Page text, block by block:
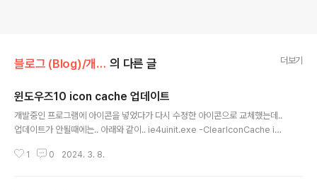
블로그 (Blog)/개발로그 (Devlogs) 의 다른 글 더보기
윈도우즈10 icon cache 업데이트
개발중인 프로그램에 아이콘을 넣었다가 다시 수정한 아이콘으로 교체했는데..
업데이트가 안될때에는.. 아래와 같이.. ie4uinit.exe -ClearIconCache ie4
1 0 2024. 3. 8.